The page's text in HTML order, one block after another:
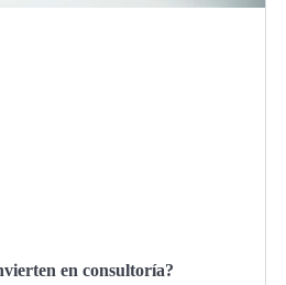
en consultoría?